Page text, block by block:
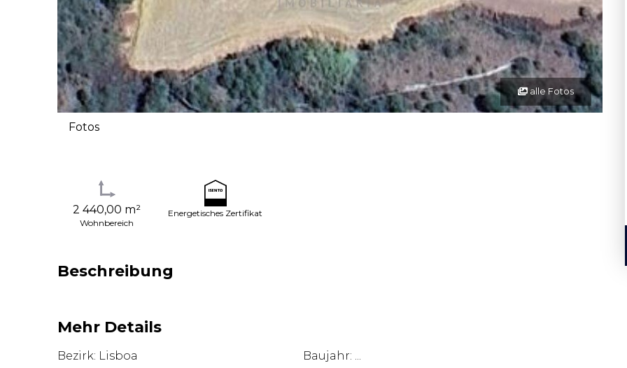
alle Fotos
Fotos
2 440,00 m²
Wohnbereich
Energetisches Zertifikat
Beschreibung
Mehr Details
Bezirk: Lisboa
Baujahr: ...